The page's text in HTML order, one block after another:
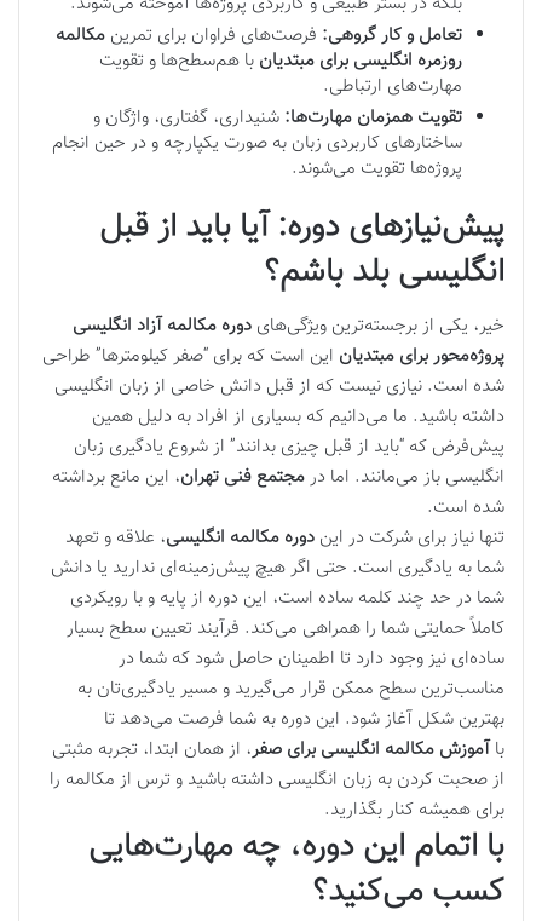
تعامل و کار گروهی: فرصت‌های فراوان برای تمرین مکالمه
روزمره انگلیسی برای مبتدیان با هم‌سطح‌ها و تقویت
مهارت‌های ارتباطی.
تقویت همزمان مهارت‌ها: شنیداری، گفتاری، واژگان و
ساختارهای کاربردی زبان به صورت یکپارچه و در حین انجام
پروژه‌ها تقویت می‌شوند.
پیش‌نیازهای دوره: آیا باید از قبل
انگلیسی بلد باشم؟
خیر، یکی از برجسته‌ترین ویژگی‌های دوره مکالمه آزاد انگلیسی
پروژه‌محور برای مبتدیان این است که برای “صفر کیلومترها” طراحی
شده است. نیازی نیست که از قبل دانش خاصی از زبان انگلیسی
داشته باشید. ما می‌دانیم که بسیاری از افراد به دلیل همین
پیش‌فرض که “باید از قبل چیزی بدانند” از شروع یادگیری زبان
انگلیسی باز می‌مانند. اما درمجتمع فنی تهران، این مانع برداشته
شده است.
تنها نیاز برای شرکت در این دوره مکالمه انگلیسی، علاقه و تعهد
شما به یادگیری است. حتی اگر هیچ پیش‌زمینه‌ای ندارید یا دانش
شما در حد چند کلمه ساده است، این دوره از پایه و با رویکردی
کاملاً حمایتی شما را همراهی می‌کند. فرآیند تعیین سطح بسیار
ساده‌ای نیز وجود دارد تا اطمینان حاصل شود که شما در
مناسب‌ترین سطح ممکن قرار می‌گیرید و مسیر یادگیری‌تان به
بهترین شکل آغاز شود. این دوره به شما فرصت می‌دهد تا
با آموزش مکالمه انگلیسی برای صفر، از همان ابتدا، تجربه مثبتی
از صحبت کردن به زبان انگلیسی داشته باشید و ترس از مکالمه را
برای همیشه کنار بگذارید.
با اتمام این دوره، چه مهارت‌هایی
کسب می‌کنید؟